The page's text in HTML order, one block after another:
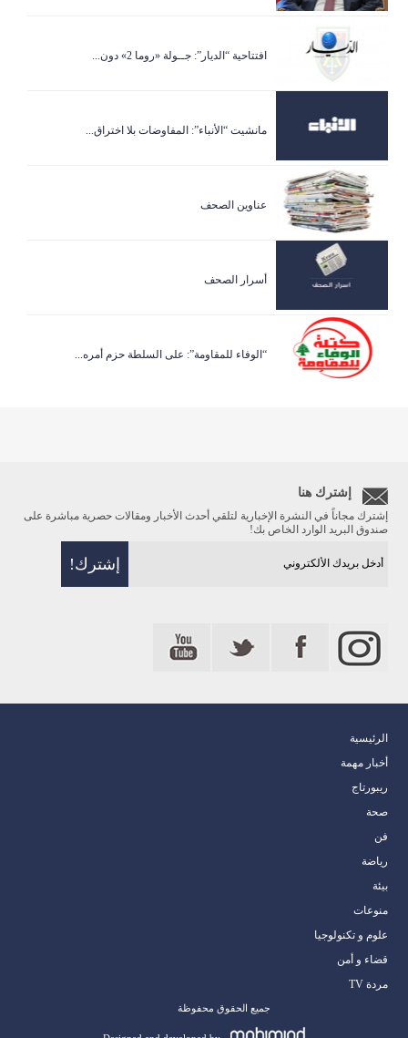
افتتاحية “الديار”: جــولة «روما 2» دون...
مانشيت “الأنباء”: المفاوضات بلا اختراق...
عناوين الصحف
أسرار الصحف
“الوفاء للمقاومة”: على السلطة حزم أمره...
إشترك هنا
إشترك مجاناً في النشرة الإخبارية لتلقي أحدث الأخبار ومقالات حصرية مباشرة على
صندوق البريد الوارد الخاص بك!
الرئيسية
أخبار مهمة
ريبورتاج
صحة
فن
رياضة
بيئة
منوعات
علوم و تكنولوجيا
قضاء و أمن
مردة TV
جميع الحقوق محفوظة